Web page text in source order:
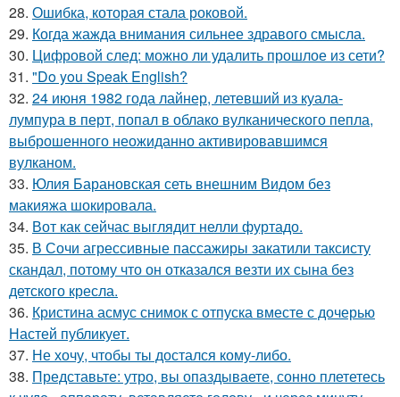
28. Ошибка, которая стала роковой.
29. Когда жажда внимания сильнее здравого смысла.
30. Цифровой след: можно ли удалить прошлое из сети?
31. "Do you Speak English?
32. 24 июня 1982 года лайнер, летевший из куала-
лумпура в перт, попал в облако вулканического пепла,
выброшенного неожиданно активировавшимся
вулканом.
33. Юлия Барановская сеть внешним Видом без
макияжа шокировала.
34. Вот как сейчас выглядит нелли фуртадо.
35. В Сочи агрессивные пассажиры закатили таксисту
скандал, потому что он отказался везти их сына без
детского кресла.
36. Кристина асмус снимок с отпуска вместе с дочерью
Настей публикует.
37. Не хочу, чтобы ты достался кому-либо.
38. Представьте: утро, вы опаздываете, сонно плететесь